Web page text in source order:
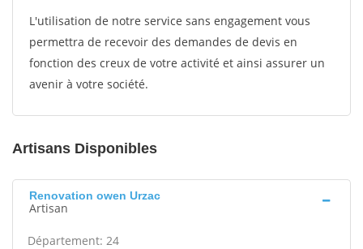
L'utilisation de notre service sans engagement vous
permettra de recevoir des demandes de devis en
fonction des creux de votre activité et ainsi assurer un
avenir à votre société.
Artisans Disponibles
Renovation owen Urzac
Artisan
Département: 24